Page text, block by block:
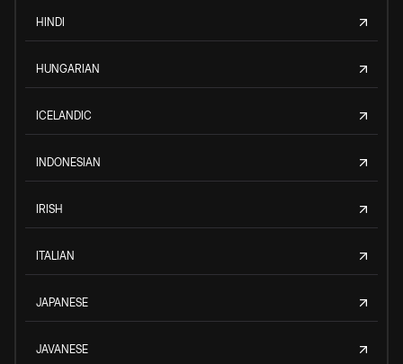
HINDI
HUNGARIAN
ICELANDIC
INDONESIAN
IRISH
ITALIAN
JAPANESE
JAVANESE